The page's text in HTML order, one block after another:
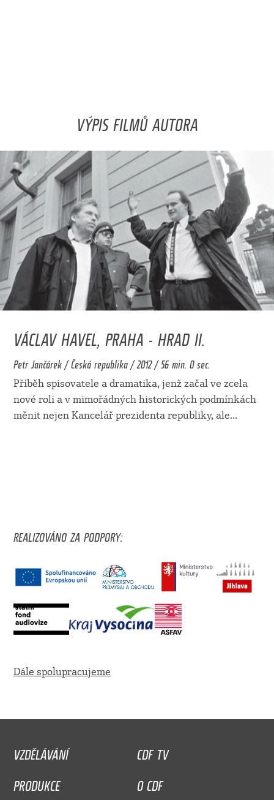
VÝPIS FILMŮ AUTORA
VÁCLAV HAVEL, PRAHA - HRAD II.
Petr Jančárek / Česká republika / 2012 / 56 min. 0 sec.
Příběh spisovatele a dramatika, jenž začal ve zcela
nové roli a v mimořádných historických podmínkách
měnit nejen Kancelář prezidenta republiky, ale...
REALIZOVÁNO ZA PODPORY:
Dále spolupracujeme
VZDĚLÁVÁNÍ
CDF TV
PRODUKCE
O CDF